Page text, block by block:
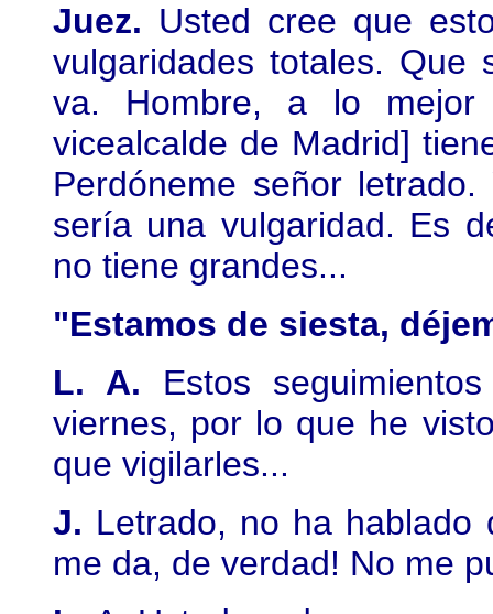
Juez. Usted cree que
vulgaridades totales.
va. Hombre, a lo mejor
vicealcalde de Madrid]
Perdóneme señor
sería una vulgaridad. Es
no tiene grandes...
"Estamos de siesta,
L. A. Estos
viernes, por lo que he
que vigilarles...
J. Letrado, no ha hablado
me da, de verdad! No me